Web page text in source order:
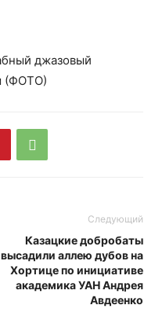
Следующий
Казацкие добробаты
высадили аллею дубов на
Хортице по инициативе
академика УАН Андрея
Авдеенко